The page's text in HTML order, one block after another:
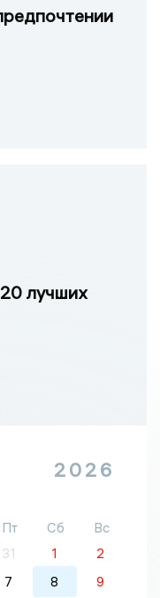
лучших
2026
Пт Сб
Вс
31 1
2
7 8
9